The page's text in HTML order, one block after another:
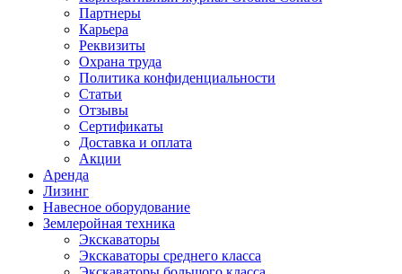
Партнеры
Карьера
Реквизиты
Охрана труда
Политика конфиденциальности
Статьи
Отзывы
Сертификаты
Доставка и оплата
Акции
Аренда
Лизинг
Навесное оборудование
Землеройная техника
Экскаваторы
Экскаваторы среднего класса